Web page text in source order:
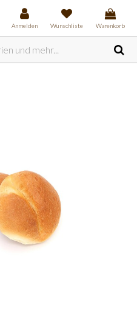
Anmelden Wunschliste Warenkorb